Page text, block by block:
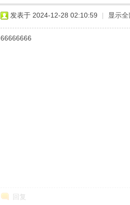
发表于 2024-12-28 02:10:59 | 显示
66666666
回复